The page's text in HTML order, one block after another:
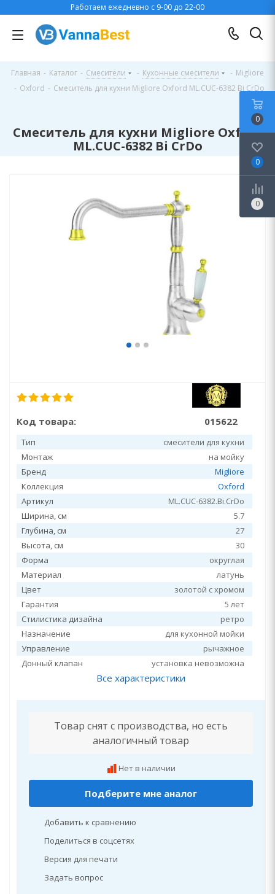
Работаем ежедневно с 9-00 до 22-00
Главная - Каталог - Смесители - Кухонные смесители - Migliore
- Oxford - Смеситель для кухни Migliore Oxford ML.CUC-6382 Bi CrDo
Смеситель для кухни Migliore Oxford
ML.CUC-6382 Bi CrDo
Код товара: 015622
Тип
смесители для кухни
Монтаж
на мойку
Бренд
Migliore
Коллекция
Oxford
Артикул
ML.CUC-6382.Bi.CrDo
Ширина, см
5.7
Глубина, см
27
Высота, см
30
Форма
округлая
Материал
латунь
Цвет
золотой с хромом
Гарантия
5 лет
Стилистика дизайна
ретро
Назначение
для кухонной мойки
Управление
рычажное
Донный клапан
установка невозможна
Все характеристики
Товар снят с производства, но есть
аналогичный товар
Нет в наличии
Подберите мне аналог
Добавить к сравнению
Поделиться в соцсетях
Версия для печати
Задать вопрос
0
0
0